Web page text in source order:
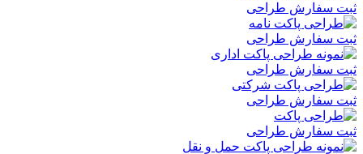
ثبت سفارش طراحی
ثبت سفارش طراحی
ثبت سفارش طراحی
ثبت سفارش طراحی
ثبت سفارش طراحی